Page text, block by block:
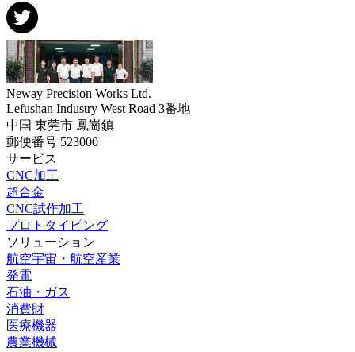
Neway Precision Works Ltd.
Lefushan Industry West Road 3番地
中国 東莞市 鳳崗鎮
郵便番号 523000
サービス
CNC加工
超合金
CNC試作加工
プロトタイピング
ソリューション
航空宇宙・航空産業
発電
石油・ガス
消費財
医療機器
農業機械